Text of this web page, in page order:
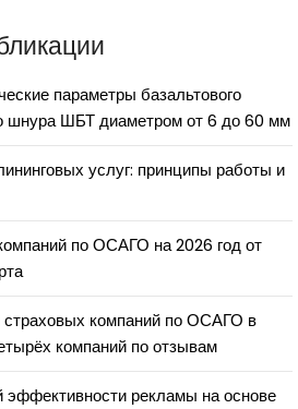
параметры базальтового
шнура ШБТ диаметром от 6 до 60 мм
услуг: принципы работы и
по ОСАГО на 2026 год от
страховых компаний по ОСАГО в
компаний по отзывам
эффективности рекламы на основе